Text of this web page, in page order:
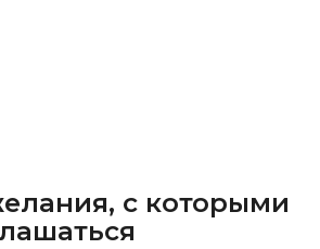
с которыми